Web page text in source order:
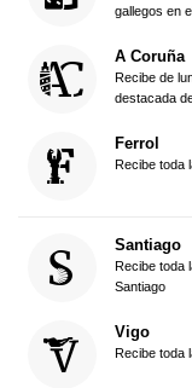
gallegos en
A Coruña
Recibe de
destacada
Ferrol
Recibe toda
Santiago
Recibe toda
Santiago
Vigo
Recibe toda